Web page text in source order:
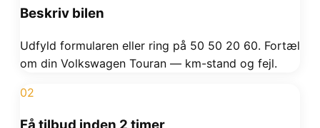
Beskriv bilen
Udfyld formularen eller ring på 50 50 20 60. Fortæl
om din Volkswagen Touran — km-stand og fejl.
02